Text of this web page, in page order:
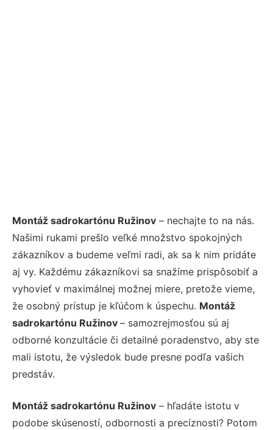
Montáž sadrokartónu Ružinov – nechajte to na nás.
Našimi rukami prešlo veľké množstvo spokojných
zákazníkov a budeme veľmi radi, ak sa k nim pridáte
aj vy. Každému zákazníkovi sa snažíme prispôsobiť a
vyhovieť v maximálnej možnej miere, pretože vieme,
že osobný prístup je kľúčom k úspechu. Montáž
sadrokartónu Ružinov – samozrejmosťou sú aj
odborné konzultácie či detailné poradenstvo, aby ste
mali istotu, že výsledok bude presne podľa vašich
predstáv.
Montáž sadrokartónu Ružinov – hľadáte istotu v
podobe skúseností, odbornosti a precíznosti? Potom